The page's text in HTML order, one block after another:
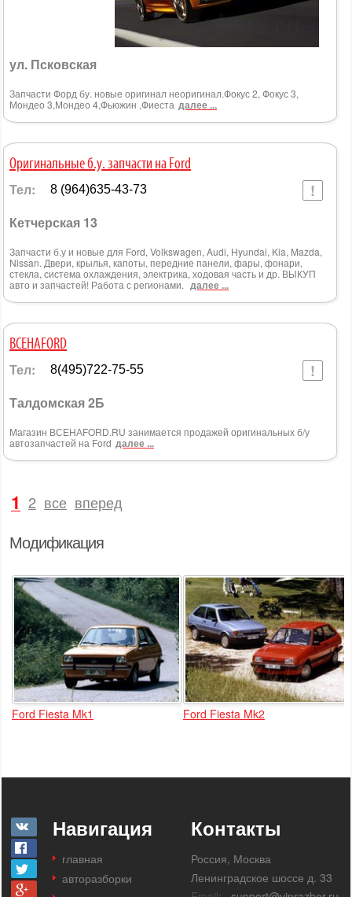
Модификация
Ford Fiesta Mk1 Ford Fiesta Mk2
ул. Псковская
Запчасти Форд бу. новые оригинал неоригинал.Фокус 2, Фокус 3,
Мондео 3,Мондео 4,Фьюжин ,Фиеста далее ...
Оригинальные б.у. запчасти на Ford
Тел: 8 (964)635-43-73
Кетчерская 13
Запчасти б.у и новые для Ford, Volkswagen, Audi, Hyundai, Kia, Mazda,
Nissan. Двери, крылья, капоты, передние панели, фары, фонари,
стекла, система охлаждения, электрика, ходовая часть и др. ВЫКУП
авто и запчастей! Работа с регионами. далее ...
ВСЕНАFORD
Тел: 8(495)722-75-55
Талдомская 2Б
Магазин ВСЕНАFORD.RU занимается продажей оригинальных б/у
автозапчастей на Ford далее ...
1 2 все вперед
Навигация
главная
авторазборки
Контакты
Россия, Москва
Ленинградское шоссе д. 33